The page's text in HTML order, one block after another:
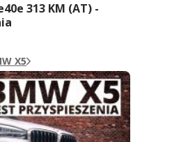
313 KM (AT) -
X5